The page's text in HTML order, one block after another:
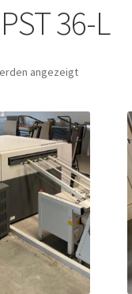
36-L
angezeigt